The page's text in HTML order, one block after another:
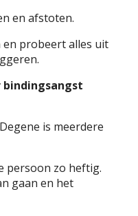
en afstoten.
en probeert alles uit
is meerdere
persoon zo heftig.
gaan en het